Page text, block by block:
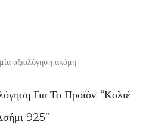
αξιολόγηση ακόμη.
Για Το Προϊόν: “Κολιέ
925”